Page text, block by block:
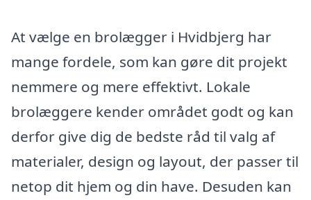
At vælge en brolægger i Hvidbjerg har
mange fordele, som kan gøre dit projekt
nemmere og mere effektivt. Lokale
brolæggere kender området godt og kan
derfor give dig de bedste råd til valg af
materialer, design og layout, der passer til
netop dit hjem og din have. Desuden kan